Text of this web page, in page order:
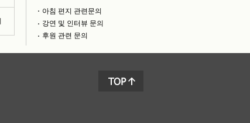
아침 편지 관련문의
강연 및 인터뷰 문의
후원 관련 문의